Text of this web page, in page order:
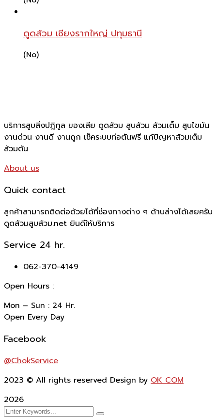
ดูดส้วม เชียงรากใหญ่ ปทุมธานี
(No)
บริการสูบสิ่งปฎิกูล ของเสีย ดูดส้วม สูบส้วม ส้วมเต็ม สูบไขมัน
งานด่วน งานดี งานถูก เช็คระบบท่อตันฟรี แก้ปัญหาส้วมเต็ม
ส้วมตัน
About us
Quick contact
ลูกค้าสามารถติดต่อด้วยได้ที่ช่องทางต่าง ๆ ด้านล่างได้เลยครับ
ดูดส้วมสูบส้วม.net ยินดีให้บริการ
Service 24 hr.
062-370-4149
Open Hours :
Mon – Sun : 24 Hr.
Open Every Day
Facebook
@ChokService
2023 © All rights reserved Design by OK COM
2026